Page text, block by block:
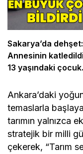
Sakarya’da dehşet:
Annesinin
13 yaşındaki çocuk
Ankara’daki
temaslarla
tarımın yalnızca
stratejik bir milli
çekerek, “Tarım